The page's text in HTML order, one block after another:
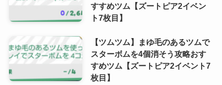
すすめツム【ズートピア2イベン
ト7枚目】
【ツムツム】まゆ毛のあるツムで
スターボムを4個消そう攻略おす
すめツム【ズートピア2イベント7
枚目】